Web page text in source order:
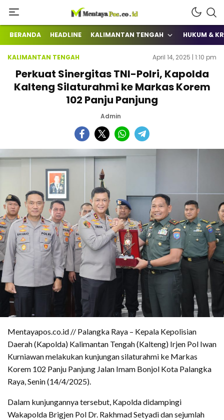
mentayapos.co.id
Terkini Mengabarkan
BERANDA HEADLINE KALIMANTAN TENGAH HUKUM &
KALIMANTAN TENGAH April 14, 2025 | 1:10 pm
Perkuat Sinergitas TNI-Polri, Kapolda
Kalteng Silaturahmi ke Markas Korem
102 Panju Panjung
Admin
Mentayapos.co.id // Palangka Raya – Kepala Kepolisian
Daerah (Kapolda) Kalimantan Tengah (Kalteng) Irjen Pol Iwan
Kurniawan melakukan kunjungan silaturahmi ke Markas
Korem 102 Panju Panjung Jalan Imam Bonjol Kota Palangka
Raya, Senin (14/4/2025).
Dalam kunjungannya tersebut, Kapolda didampingi
Wakapolda Brigjen Pol Dr. Rakhmad Setyadi dan sejumlah